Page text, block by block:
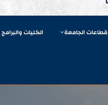
قطاعات الجامعة الكليات